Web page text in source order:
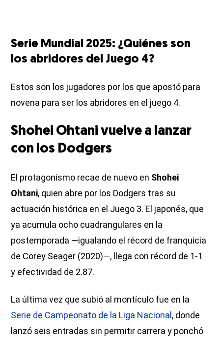
Serie Mundial 2025: ¿Quiénes son
los abridores del Juego 4?
Estos son los jugadores por los que apostó para
novena para ser los abridores en el juego 4.
Shohei Ohtani vuelve a lanzar
con los Dodgers
El protagonismo recae de nuevo en Shohei
Ohtani, quien abre por los Dodgers tras su
actuación histórica en el Juego 3. El japonés, que
ya acumula ocho cuadrangulares en la
postemporada —igualando el récord de franquicia
de Corey Seager (2020)—, llega con récord de 1-1
y efectividad de 2.87.
La última vez que subió al montículo fue en la
Serie de Campeonato de la Liga Nacional , donde
lanzó seis entradas sin permitir carrera y ponchó